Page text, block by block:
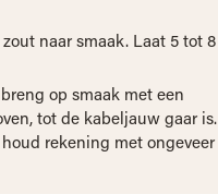
naar smaak. Laat 5 tot 8
op smaak met een
tot de kabeljauw gaar is.
rekening met ongeveer